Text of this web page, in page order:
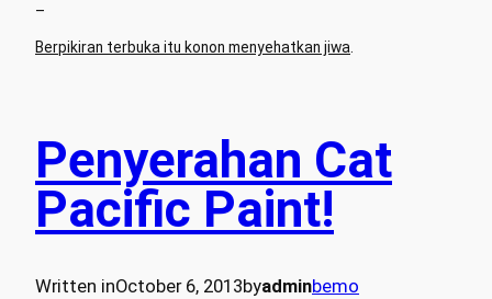
–
Berpikiran terbuka itu konon menyehatkan jiwa
Penyerahan Cat
Pacific Paint!
Written inOctober 6, 2013byadminbemo